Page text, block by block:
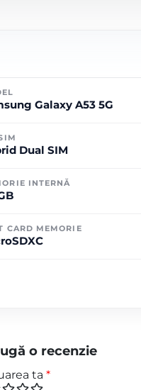
Galaxy A53 5G
Dual SIM
INTERNĂ
CARD MEMORIE
o recenzie
ta *